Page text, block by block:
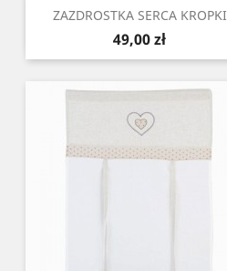
ZAZDROSTKA SERCA KROPKI
Cena
49,00 zł